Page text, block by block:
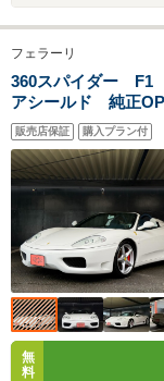
フェラーリ
360スパイダー
アシールド 純正
ル 可変バルブマフ
ペシャルカラーシート
販売店保証 購入プラン付
無
料